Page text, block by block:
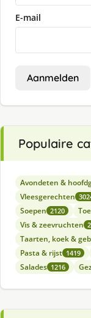
E-mail
Aanmelden
Populaire
Avondeten &
Vleesgerechten
Soepen 2120
Vis & zeevruchten
Taarten, koek &
Pasta & rijst 1419
Salades 1216